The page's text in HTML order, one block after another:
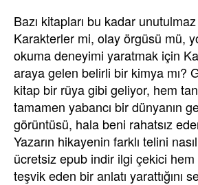
Bazı kitapları bu kadar
Karakterler mi, olay örgüsü mü,
okuma deneyimi yaratmak için
araya gelen belirli bir kimya mı?
kitap bir rüya gibi geliyor, hem
tamamen yabancı bir dünyanın
görüntüsü, hala beni rahatsız
Yazarın hikayenin farklı telini
ücretsiz epub indir ilgi çekici
teşvik eden bir anlatı yarattığını